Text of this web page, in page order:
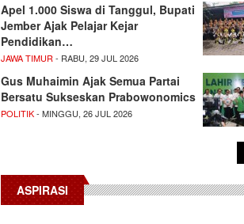
Apel 1.000 Siswa di Tanggul, Bupati
Jember Ajak Pelajar Kejar
Pendidikan…
JAWA TIMUR - RABU, 29 JUL 2026
Gus Muhaimin Ajak Semua Partai
Bersatu Sukseskan Prabowonomics
POLITIK- MINGGU, 26 JUL 2026
ASPIRASI